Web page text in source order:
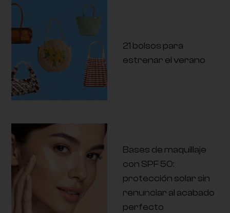
21 bolsos para
estrenar el verano
Bases de maquillaje
con SPF 50:
protección solar sin
renunciar al acabado
perfecto